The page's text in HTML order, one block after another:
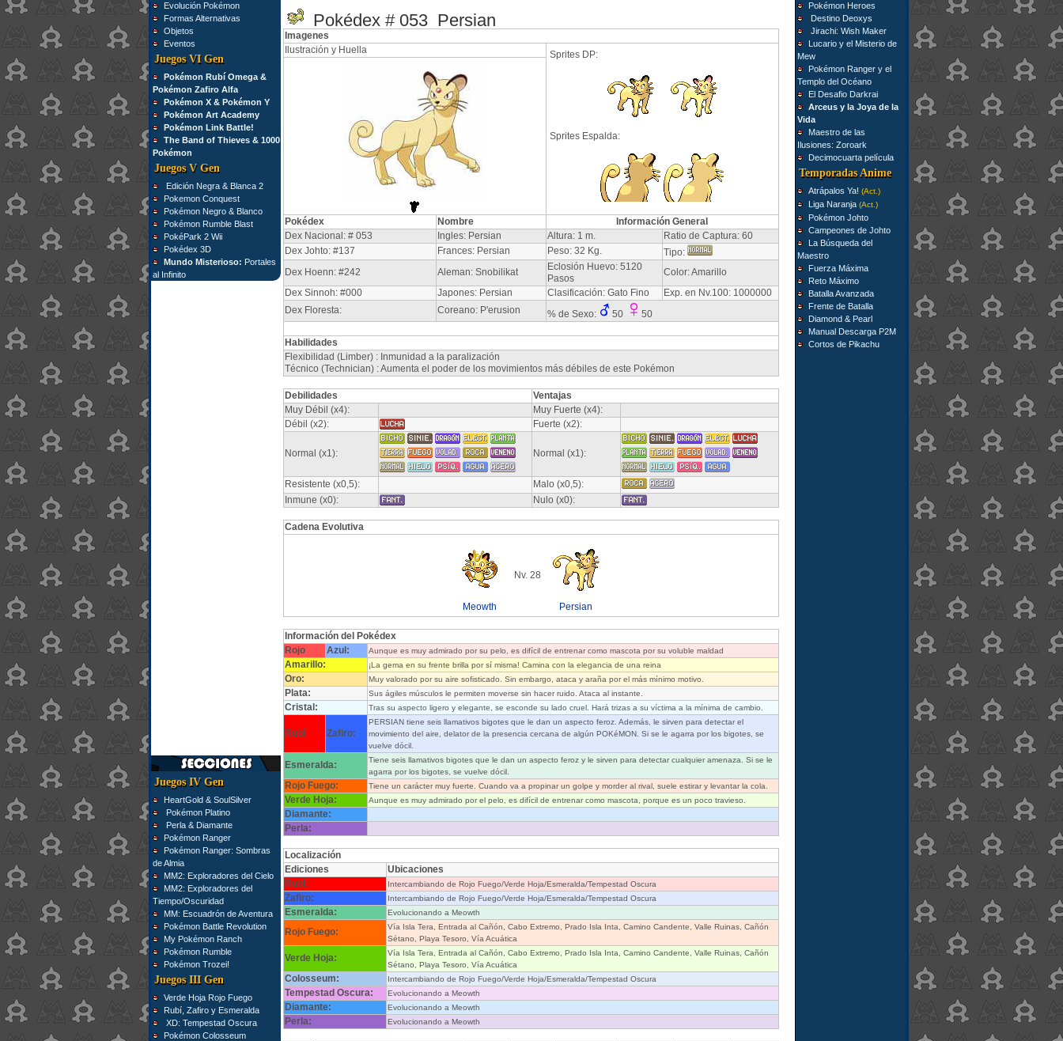
Pokémon Heroes
Destino Deoxys
Jirachi: Wish Maker
Lucario y el Misterio de
Mew
Pokémon Ranger y el
Templo del Océano
El Desafio Darkrai
Arceus y la Joya de la
Vida
Maestro de las
Ilusiones: Zoroark
Decimocuarta película
Temporadas Anime
Atrápalos Ya! (Act.)
Liga Naranja (Act.)
Pokémon Johto
Campeones de Johto
La Búsqueda del
Maestro
Fuerza Máxima
Reto Máximo
Batalla Avanzada
Frente de Batalla
Diamond & Pearl
Manual Descarga P2M
Cortos de Pikachu
Evolución Pokémon
Formas Alternativas
Objetos
Eventos
Juegos VI Gen
Pokémon Rubí Omega &
Pokémon Zafiro Alfa
Pokémon X & Pokémon Y
Pokémon Art Academy
Pokémon Link Battle!
The Band of Thieves & 1000
Pokémon
Juegos V Gen
Edición Negra & Blanca 2
Pokemon Conquest
Pokémon Negro & Blanco
Pokémon Rumble Blast
PokéPark 2 Wii
Pokédex 3D
Mundo Misterioso: Portales
al Infinito
Juegos IV Gen
HeartGold & SoulSilver
Pokémon Platino
Perla & Diamante
Pokémon Ranger
Pokémon Ranger: Sombras
de Almia
MM2: Exploradores del Cielo
MM2: Exploradores del
Tiempo/Oscuridad
MM: Escuadrón de Aventura
Pokémon Battle Revolution
My Pokémon Ranch
Pokémon Rumble
Pokémon Trozei!
Juegos III Gen
Verde Hoja Rojo Fuego
Rubí, Zafiro y Esmeralda
XD: Tempestad Oscura
Pokémon Colosseum
Pokédex # 053 Persian
Imagenes
Ilustración y Huella
Sprites DP:
Sprites Espalda:
Pokédex Nombre
Información General
Dex Nacional: # 053
Ingles: Persian Altura: 1 m.
Ratio de Captura: 60
Dex Johto: #137
Frances: Persian Peso: 32 Kg.
Tipo:
Dex Hoenn: #242
Aleman: Snobilikat
Eclosión Huevo: 5120
Pasos
Color: Amarillo
Dex Sinnoh: #000
Japones: Persian Clasificación: Gato Fino
Exp. en Nv.100: 1000000
Dex Floresta:
Coreano: P'erusion % de Sexo: 50 50
Habilidades
Flexibilidad (Limber) : Inmunidad a la paralización
Técnico (Technician) : Aumenta el poder de los movimientos más débiles de este Pokémon
Debilidades
Ventajas
Muy Débil (x4):
Muy Fuerte (x4):
Débil (x2):
Fuerte (x2):
Normal (x1): Normal (x1):
Resistente (x0,5):
Malo (x0,5):
Inmune (x0):
Nulo (x0):
Cadena Evolutiva
Meowth
Nv. 28
Persian
Información del Pokédex
Rojo
Azul: Aunque es muy admirado por su pelo, es difícil de entrenar como mascota por su voluble maldad
Amarillo: ¡La gema en su frente brilla por sí misma! Camina con la elegancia de una reina
Oro: Muy valorado por su aire sofisticado. Sin embargo, ataca y araña por el más mínimo motivo.
Plata: Sus ágiles músculos le permiten moverse sin hacer ruido. Ataca al instante.
Cristal: Tras su aspecto ligero y elegante, se esconde su lado cruel. Hará trizas a su víctima a la mínima de cambio.
Rubí Zafiro:
PERSIAN tiene seis llamativos bigotes que le dan un aspecto feroz. Además, le sirven para detectar el
movimiento del aire, delator de la presencia cercana de algún POKéMON. Si se le agarra por los bigotes, se
vuelve dócil.
Esmeralda:
Tiene seis llamativos bigotes que le dan un aspecto feroz y le sirven para detectar cualquier amenaza. Si se le
agarra por los bigotes, se vuelve dócil.
Rojo Fuego: Tiene un carácter muy fuerte. Cuando va a propinar un golpe y morder al rival, suele estirar y levantar la cola.
Verde Hoja: Aunque es muy admirado por el pelo, es difícil de entrenar como mascota, porque es un poco travieso.
Diamante:
Perla:
Localización
Ediciones
Ubicaciones
Rubí:
Intercambiando de Rojo Fuego/Verde Hoja/Esmeralda/Tempestad Oscura
Zafiro: Intercambiando de Rojo Fuego/Verde Hoja/Esmeralda/Tempestad Oscura
Esmeralda: Evolucionando a Meowth
Rojo Fuego:
Vía Isla Tera, Entrada al Cañón, Cabo Extremo, Prado Isla Inta, Camino Candente, Valle Ruinas, Cañón
Sétano, Playa Tesoro, Vía Acuática
Verde Hoja:
Vía Isla Tera, Entrada al Cañón, Cabo Extremo, Prado Isla Inta, Camino Candente, Valle Ruinas, Cañón
Sétano, Playa Tesoro, Vía Acuática
Colosseum: Intercambiando de Rojo Fuego/Verde Hoja/Esmeralda/Tempestad Oscura
Tempestad Oscura: Evolucionando a Meowth
Diamante: Evolucionando a Meowth
Perla: Evolucionando a Meowth